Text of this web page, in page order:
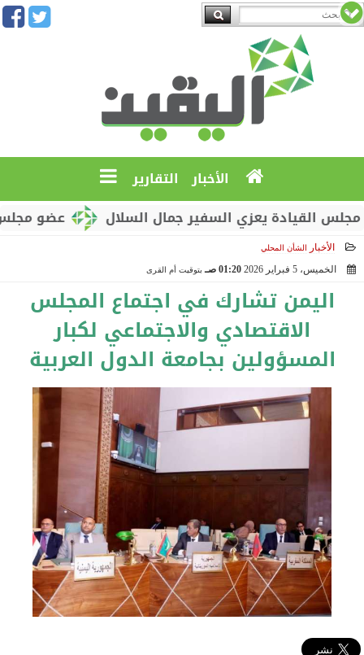
الأخبار التقارير
عضو مجلس
يعزي السفير جمال السلال
الأخبار الشأن المحلي
الخميس، 5 فبراير 2026 01:20 صـ بتوقيت أم القرى
اليمن تشارك في اجتماع المجلس
الاقتصادي والاجتماعي لكبار
المسؤولين بجامعة الدول العربية